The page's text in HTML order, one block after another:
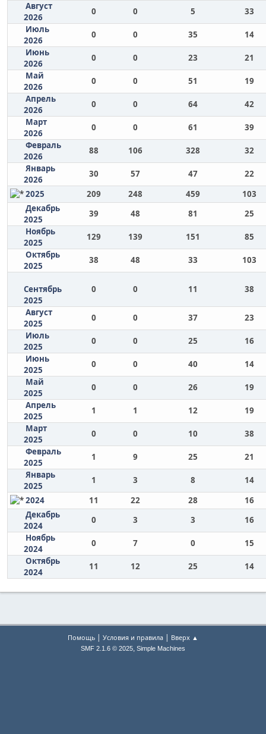
Август
2026
0 0 5
33
Июль
2026
0 0 35
14
Июнь
2026
0 0 23
21
Май
2026
0 0 51
19
Апрель
2026
0 0 64
42
Март
2026
0 0 61
39
Февраль
2026
88 106 328
32
Январь
2026
30 57 47
22
2025
209 248 459
103
Декабрь
2025
39 48 81
25
Ноябрь
2025
129 139 151
85
Октябрь
2025
38 48 33 103
Сентябрь
2025
0 0 11 38
Август
2025
0 0 37
23
Июль
2025
0 0 25
16
Июнь
2025
0 0 40
14
Май
2025
0 0 26
19
Апрель
2025
1 1 12
19
Март
2025
0 0 10
38
Февраль
2025
1 9 25
21
Январь
2025
1 3 8
14
2024
11 22 28
16
Декабрь
2024
0 3 3
16
Ноябрь
2024
0 7 0
15
Октябрь
2024
11 12 25 14
Помощь | Условия и правила | Вверх ▲
SMF 2.1.6 © 2025, Simple Machines